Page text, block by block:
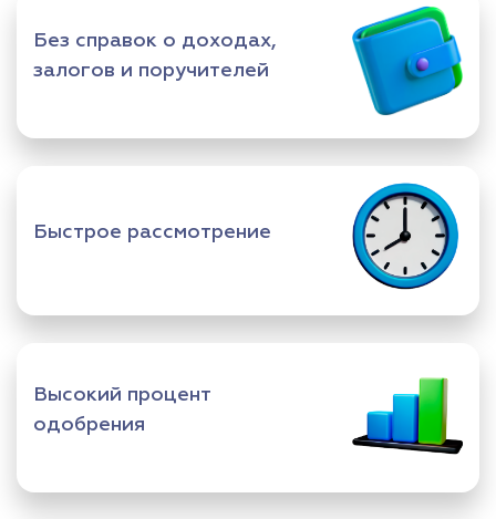
Без справок о доходах,
залогов и поручителей
Быстрое рассмотрение
Высокий процент
одобрения